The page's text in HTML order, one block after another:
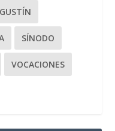
SÍNODO
VOCACIONES